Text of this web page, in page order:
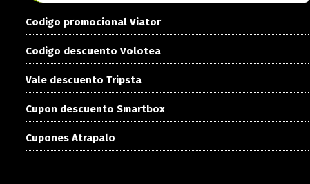
Codigo promocional Viator
Codigo descuento Volotea
Vale descuento Tripsta
Cupon descuento Smartbox
Cupones Atrapalo